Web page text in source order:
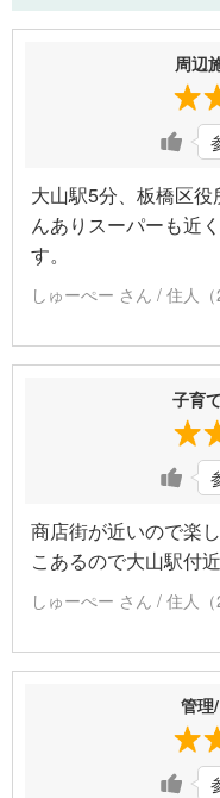
周辺
大山駅5分、板橋区
んありスーパーも近
す。
しゅーぺー さん / 住人
子育
商店街が近いので楽
こあるので大山駅付
しゅーぺー さん / 住人
管理